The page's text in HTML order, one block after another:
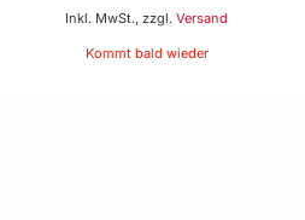
Inkl. MwSt., zzgl.Versand
Kommt bald wieder